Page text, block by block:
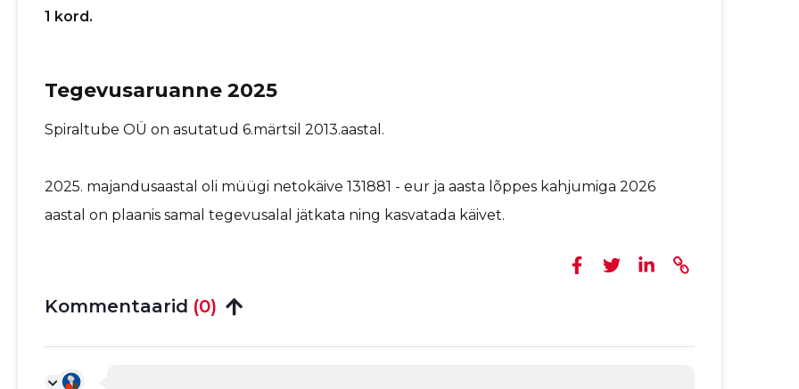
1 kord.
Tegevusaruanne 2025
Spiraltube OÜ on asutatud 6.märtsil 2013.aastal.
2025. majandusaastal oli müügi netokäive 131881 - eur ja aasta lõppes kahjumiga 2026
aastal on plaanis samal tegevusalal jätkata ning kasvatada käivet.
Kommentaarid (0)